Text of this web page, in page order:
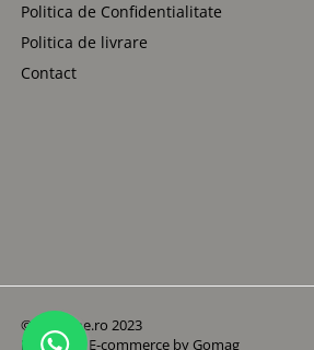
Politica de Confidentialitate
Politica de livrare
Contact
© Betoane.ro 2023
Platforma E-commerce by Gomag